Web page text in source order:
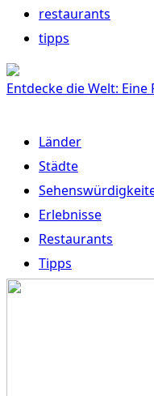
restaurants
tipps
Entdecke die Welt:
Länder
Städte
Erlebnisse
Restaurants
Tipps